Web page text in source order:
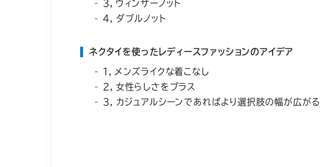
３，ウィンザーノット
４，ダブルノット
ネクタイを使ったレディースファッションのアイデア
１，メンズライクな着こなし
２，女性らしさをプラス
３，カジュアルシーンであればより選択肢の幅が広がる